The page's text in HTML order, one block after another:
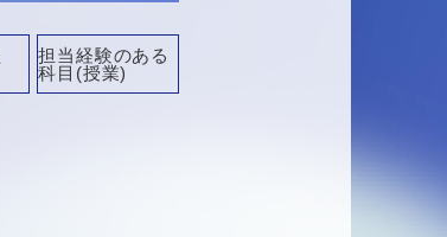
担当経験のある
科目(授業)